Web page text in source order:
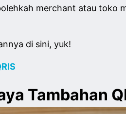
merchant atau toko
di sini, yuk!
Tambahan